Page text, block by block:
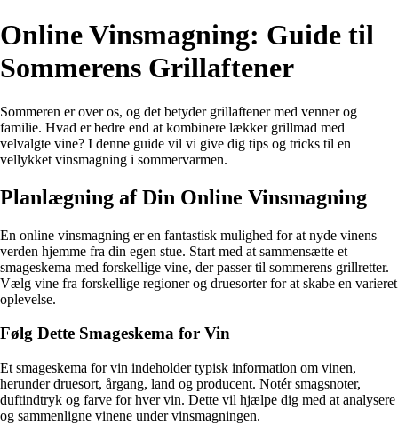
Online Vinsmagning: Guide til
Sommerens Grillaftener
Sommeren er over os, og det betyder grillaftener med venner og
familie. Hvad er bedre end at kombinere lækker grillmad med
velvalgte vine? I denne guide vil vi give dig tips og tricks til en
vellykket vinsmagning i sommervarmen.
Planlægning af Din Online Vinsmagning
En online vinsmagning er en fantastisk mulighed for at nyde vinens
verden hjemme fra din egen stue. Start med at sammensætte et
smageskema med forskellige vine, der passer til sommerens grillretter.
Vælg vine fra forskellige regioner og druesorter for at skabe en varieret
oplevelse.
Følg Dette Smageskema for Vin
Et smageskema for vin indeholder typisk information om vinen,
herunder druesort, årgang, land og producent. Notér smagsnoter,
duftindtryk og farve for hver vin. Dette vil hjælpe dig med at analysere
og sammenligne vinene under vinsmagningen.